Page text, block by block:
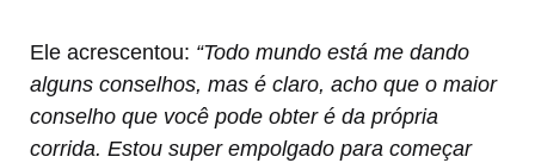
Ele acrescentou: “Todo mundo está me dando
alguns conselhos, mas é claro, acho que o maior
conselho que você pode obter é da própria
corrida. Estou super empolgado para começar